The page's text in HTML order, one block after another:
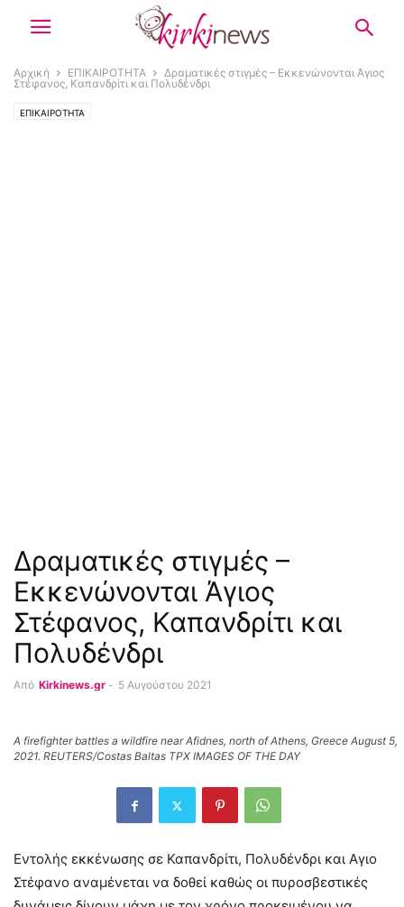
Αρχική ΕΠΙΚΑΙΡΟΤΗΤΑ
Δραματικές στιγμές – Εκκενώνονται Άγιος
Στέφανος, Καπανδρίτι και Πολυδένδρι
ΕΠΙΚΑΙΡΟΤΗΤΑ
Δραματικές στιγμές –
Εκκενώνονται Άγιος
Στέφανος, Καπανδρίτι και
Πολυδένδρι
Από Kirkinews.gr - 5 Αυγούστου 2021
A firefighter battles a wildfire near Afidnes, north of Athens, Greece August 5,
2021. REUTERS/Costas Baltas TPX IMAGES OF THE DAY
Εντολής εκκένωσης σε Καπανδρίτι, Πολυδένδρι και Αγιο
Στέφανο αναμένεται να δοθεί καθώς οι πυροσβεστικές